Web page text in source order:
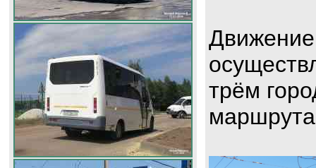
Движение
трём